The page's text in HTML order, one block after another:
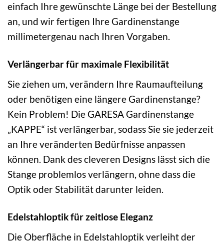
einfach Ihre gewünschte Länge bei der Bestellung
an, und wir fertigen Ihre Gardinenstange
millimetergenau nach Ihren Vorgaben.
Verlängerbar für maximale Flexibilität
Sie ziehen um, verändern Ihre Raumaufteilung
oder benötigen eine längere Gardinenstange?
Kein Problem! Die GARESA Gardinenstange
„KAPPE“ ist verlängerbar, sodass Sie sie jederzeit
an Ihre veränderten Bedürfnisse anpassen
können. Dank des cleveren Designs lässt sich die
Stange problemlos verlängern, ohne dass die
Optik oder Stabilität darunter leiden.
Edelstahloptik für zeitlose Eleganz
Die Oberfläche in Edelstahloptik verleiht der